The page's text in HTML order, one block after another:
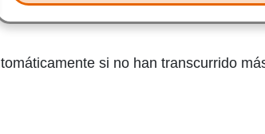
si no han transcurrido